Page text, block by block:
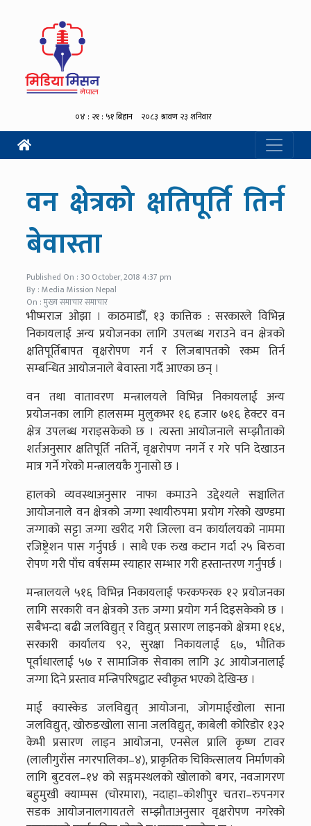
वन क्षेत्रको क्षतिपूर्ति तिर्न
बेवास्ता
Published On : 30 October, 2018 4:37 pm
By : Media Mission Nepal
On : मुख्य समाचार समाचार
भीष्मराज ओझा । काठमाडौँ, १३ कात्तिक : सरकारले विभिन्न
निकायलाई अन्य प्रयोजनका लागि उपलब्ध गराउने वन क्षेत्रको
क्षतिपूर्तिबापत वृक्षरोपण गर्न र लिजबापतको रकम तिर्न
सम्बन्धित आयोजनाले बेवास्ता गर्दै आएका छन् ।
वन तथा वातावरण मन्त्रालयले विभिन्न निकायलाई अन्य
प्रयोजनका लागि हालसम्म मुलुकभर १६ हजार ७१६ हेक्टर वन
क्षेत्र उपलब्ध गराइसकेको छ । त्यस्ता आयोजनाले सम्झौताको
शर्तअनुसार क्षतिपूर्ति नतिर्ने, वृक्षरोपण नगर्ने र गरे पनि देखाउन
मात्र गर्ने गरेको मन्त्रालयकै गुनासो छ ।
हालको व्यवस्थाअनुसार नाफा कमाउने उद्देश्यले सञ्चालित
आयोजनाले वन क्षेत्रको जग्गा स्थायीरुपमा प्रयोग गरेको खण्डमा
जग्गाको सट्टा जग्गा खरीद गरी जिल्ला वन कार्यालयको नाममा
रजिष्ट्रेशन पास गर्नुपर्छ । साथै एक रुख कटान गर्दा २५ बिरुवा
रोपण गरी पाँच वर्षसम्म स्याहार सम्भार गरी हस्तान्तरण गर्नुपर्छ ।
मन्त्रालयले ५१६ विभिन्न निकायलाई फरकफरक १२ प्रयोजनका
लागि सरकारी वन क्षेत्रको उक्त जग्गा प्रयोग गर्न दिइसकेको छ ।
सबैभन्दा बढी जलविद्युत् र विद्युत् प्रसारण लाइनको क्षेत्रमा १६४,
सरकारी कार्यालय ९२, सुरक्षा निकायलाई ६७, भौतिक
पूर्वाधारलाई ५७ र सामाजिक सेवाका लागि ३८ आयोजनालाई
जग्गा दिने प्रस्ताव मन्त्रिपरिषद्बाट स्वीकृत भएको देखिन्छ ।
माई क्यास्केड जलविद्युत् आयोजना, जोगमाईखोला साना
जलविद्युत्, खोरुङखोला साना जलविद्युत्, काबेली कोरिडोर १३२
केभी प्रसारण लाइन आयोजना, एनसेल प्रालि कृष्ण टावर
(लालीगुराँस नगरपालिका–४), प्राकृतिक चिकित्सालय निर्माणको
लागि बुटवल–१४ को सङ्गमस्थलको खोलाको बगर, नवजागरण
बहुमुखी क्याम्पस (चोरमारा), नदाहा–कोशीपुर चतरा–रुपनगर
सडक आयोजनालगायतले सम्झौताअनुसार वृक्षरोपण नगरेको